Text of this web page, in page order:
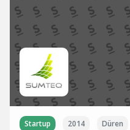
Startup 2014 Düren